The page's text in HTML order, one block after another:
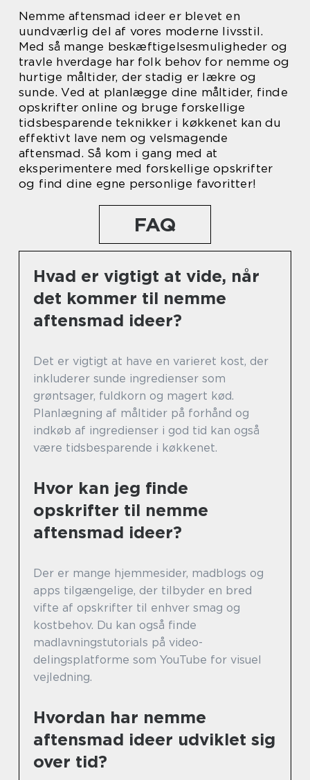
Nemme aftensmad ideer er blevet en
uundværlig del af vores moderne livsstil.
Med så mange beskæftigelsesmuligheder og
travle hverdage har folk behov for nemme og
hurtige måltider, der stadig er lækre og
sunde. Ved at planlægge dine måltider, finde
opskrifter online og bruge forskellige
tidsbesparende teknikker i køkkenet kan du
effektivt lave nem og velsmagende
aftensmad. Så kom i gang med at
eksperimentere med forskellige opskrifter
og find dine egne personlige favoritter!
FAQ
Hvad er vigtigt at vide, når
det kommer til nemme
aftensmad ideer?
Det er vigtigt at have en varieret kost, der
inkluderer sunde ingredienser som
grøntsager, fuldkorn og magert kød.
Planlægning af måltider på forhånd og
indkøb af ingredienser i god tid kan også
være tidsbesparende i køkkenet.
Hvor kan jeg finde
opskrifter til nemme
aftensmad ideer?
Der er mange hjemmesider, madblogs og
apps tilgængelige, der tilbyder en bred
vifte af opskrifter til enhver smag og
kostbehov. Du kan også finde
madlavningstutorials på video-
delingsplatforme som YouTube for visuel
vejledning.
Hvordan har nemme
aftensmad ideer udviklet sig
over tid?